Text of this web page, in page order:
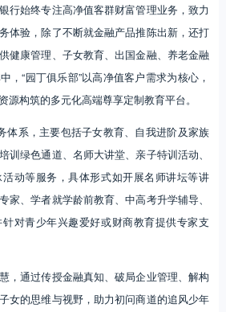
行始终专注高净值客群财富管理业务，致力
体验，除了不断就金融产品推陈出新，还打
健康管理、子女教育、出国金融、养老金融
，“园丁俱乐部”以高净值客户需求为核心，
源构筑的多元化高端尊享定制教育平台。
体系，主要包括子女教育、自我进阶及家族
训绿色通道、名师大讲堂、亲子特训活动、
动等服务，具体形式如开展名师讲坛等讲
家、学者就学龄前教育、中高考升学辅导、
对青少年兴趣爱好或财商教育提供专家支
，通过传授金融真知、破局企业管理、解构
女的思维与视野，助力初问商道的追风少年